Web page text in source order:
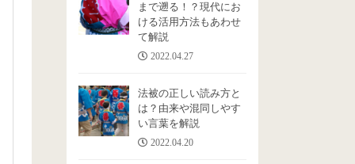
まで遡る！？現代にお
ける活用方法もあわせ
て解説
2022.04.27
法被の正しい読み方と
は？由来や混同しやす
い言葉を解説
2022.04.20